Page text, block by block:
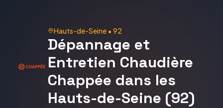
Hauts-de-Seine • 92
Dépannage et
Entretien Chaudière
Chappée dans les
Hauts-de-Seine (92)